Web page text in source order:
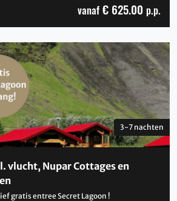
vanaf € 625.00 p.p.
vlucht, Nupar Cottages en
gratis entree Secret Lagoon !
3-7 nachten